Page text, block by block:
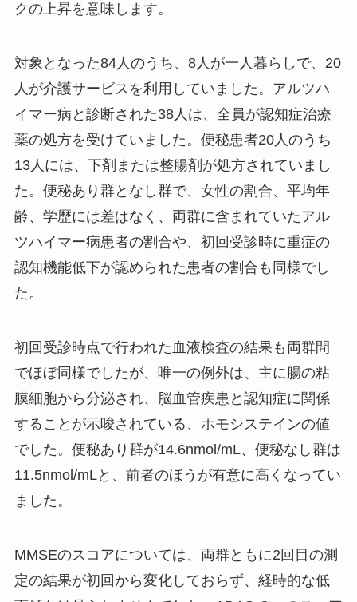
クの上昇を意味します。
対象となった84人のうち、8人が一人暮らしで、20
人が介護サービスを利用していました。アルツハ
イマー病と診断された38人は、全員が認知症治療
薬の処方を受けていました。便秘患者20人のうち
13人には、下剤または整腸剤が処方されていまし
た。便秘あり群となし群で、女性の割合、平均年
齢、学歴には差はなく、両群に含まれていたアル
ツハイマー病患者の割合や、初回受診時に重症の
認知機能低下が認められた患者の割合も同様でし
た。
初回受診時点で行われた血液検査の結果も両群間
でほぼ同様でしたが、唯一の例外は、主に腸の粘
膜細胞から分泌され、脳血管疾患と認知症に関係
することが示唆されている、ホモシステインの値
でした。便秘あり群が14.6nmol/mL、便秘なし群は
11.5nmol/mLと、前者のほうが有意に高くなってい
ました。
MMSEのスコアについては、両群ともに2回目の測
定の結果が初回から変化しておらず、経時的な低